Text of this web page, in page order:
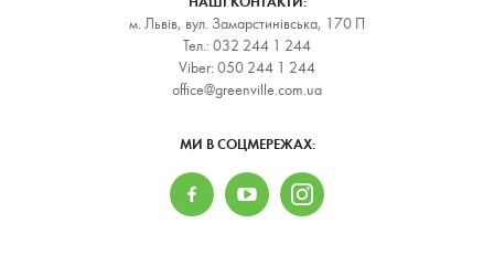
м. Львів, вул. Замарстинівська, 170 П
Тел.: 032 244 1 244
Viber: 050 244 1 244
office@greenville.com.ua
МИ В СОЦМЕРЕЖАХ: